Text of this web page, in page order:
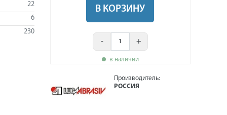
22
6
230
В КОРЗИНУ
- +
в наличии
Производитель:
РОССИЯ